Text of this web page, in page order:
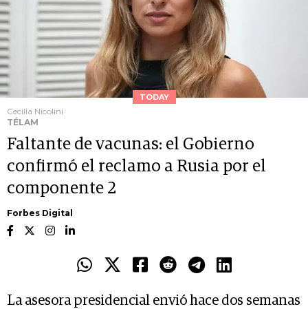
TODAY
Cecilia Nicolini
TÉLAM
Faltante de vacunas: el Gobierno
confirmó el reclamo a Rusia por el
componente 2
Forbes Digital
La asesora presidencial envió hace dos semanas